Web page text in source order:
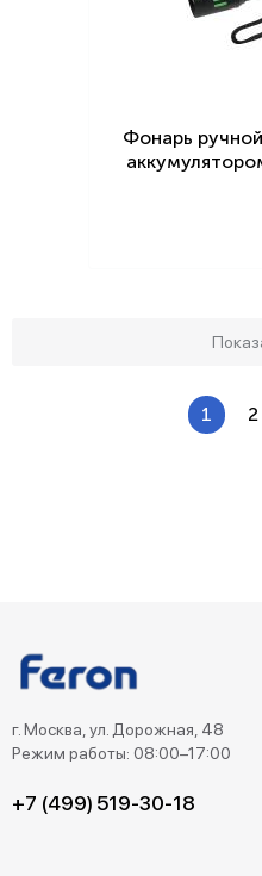
Фонарь
1 2
г. Москва, ул. Дорожная, 48
Режим работы: 08:00–17:00
+7 (499) 519-30-18